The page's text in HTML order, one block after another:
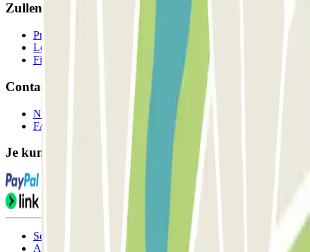
Zullen we samenwerken?
Professionals
Leverancier parkeren
Filialen
Contact
Neem contact met ons op
FAQ
Je kunt deze betaalmethoden gebruiken:
Servicevoorwaarden
Annuleringsvoorwaarden